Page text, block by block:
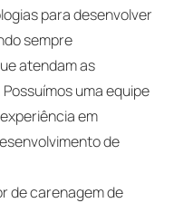
para desenvolver
sempre
atendam as
uma equipe
em
de
de carenagem de